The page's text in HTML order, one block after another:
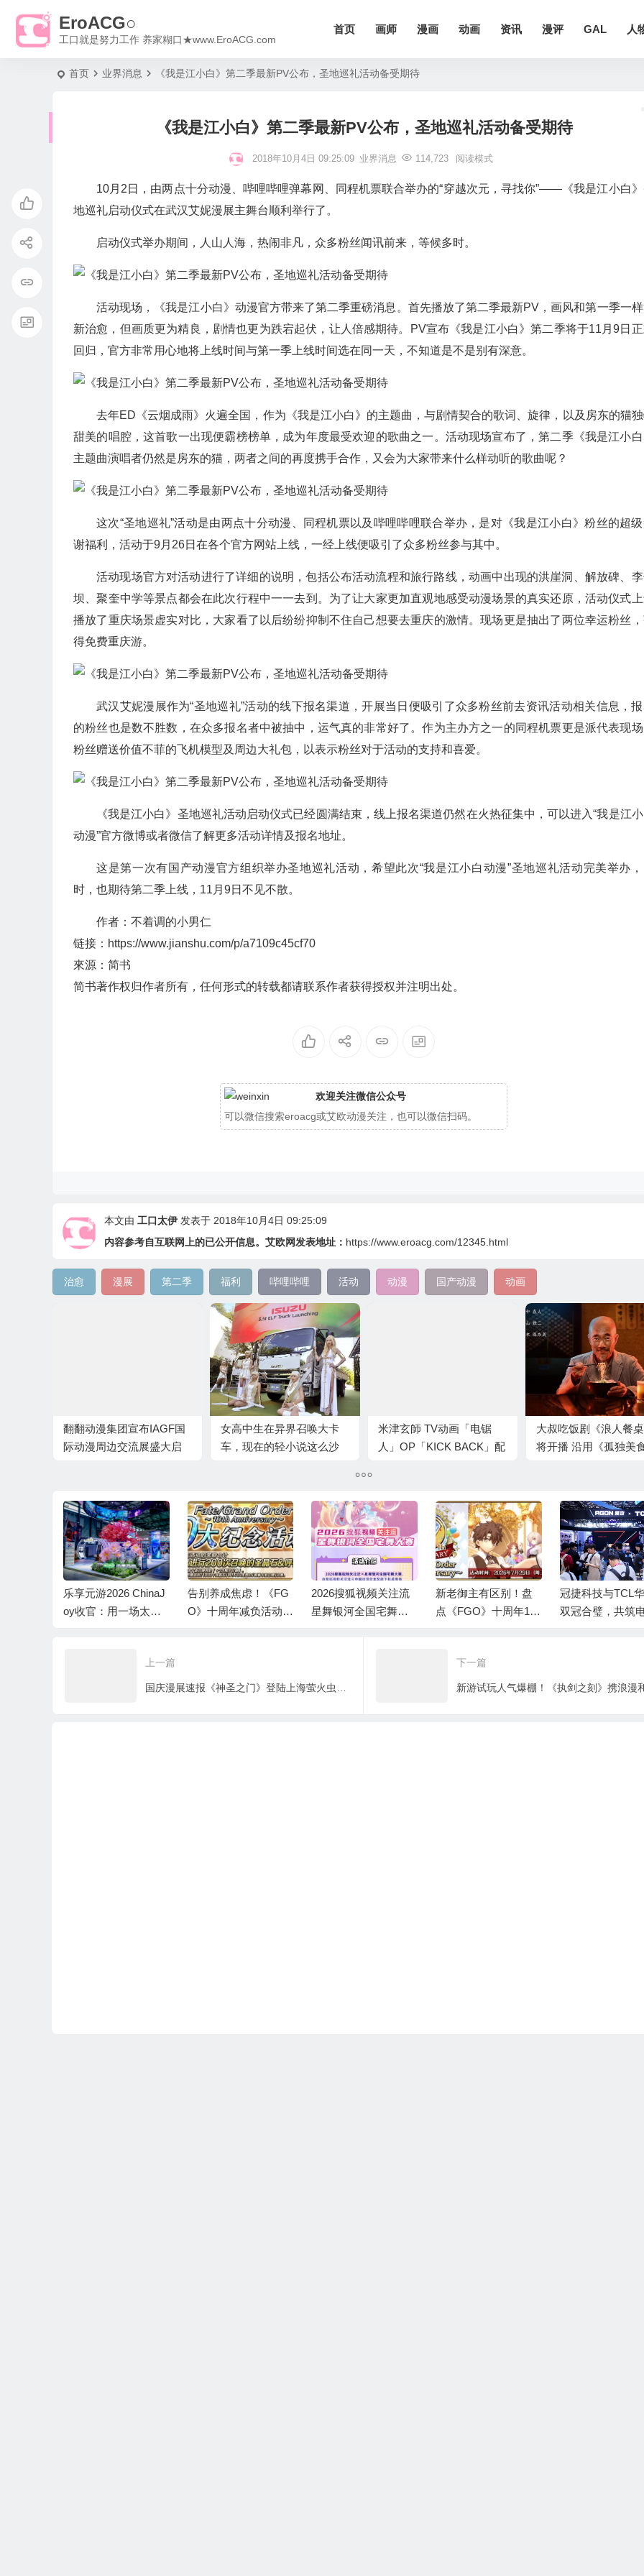
EroACG○
工口就是努力工作 养家糊口★www.EroACG.com
首页 画师 漫画 动画 资讯 漫评 GAL 人
首页 业界消息 《我是江小白》第二季最新PV公布，圣地巡礼活动备受期待
《我是江小白》第二季最新PV公布，圣地巡礼活动备受期待
2018年10月4日 09:25:09 业界消息 114,723 阅读模式
10月2日，由两点十分动漫、哔哩哔哩弹幕网、同程机票联合举办的“穿越次元，寻找你”——《我是江小白
地巡礼启动仪式在武汉艾妮漫展主舞台顺利举行了。
启动仪式举办期间，人山人海，热闹非凡，众多粉丝闻讯前来，等候多时。
活动现场，《我是江小白》动漫官方带来了第二季重磅消息。首先播放了第二季最新PV，画风和第一季一
新治愈，但画质更为精良，剧情也更为跌宕起伏，让人倍感期待。PV宣布《我是江小白》第二季将于11月9日
回归，官方非常用心地将上线时间与第一季上线时间选在同一天，不知道是不是别有深意。
去年ED《云烟成雨》火遍全国，作为《我是江小白》的主题曲，与剧情契合的歌词、旋律，以及房东的猫
甜美的唱腔，这首歌一出现便霸榜榜单，成为年度最受欢迎的歌曲之一。活动现场宣布了，第二季《我是江小白
主题曲演唱者仍然是房东的猫，两者之间的再度携手合作，又会为大家带来什么样动听的歌曲呢？
这次“圣地巡礼”活动是由两点十分动漫、同程机票以及哔哩哔哩联合举办，是对《我是江小白》粉丝的超
谢福利，活动于9月26日在各个官方网站上线，一经上线便吸引了众多粉丝参与其中。
活动现场官方对活动进行了详细的说明，包括公布活动流程和旅行路线，动画中出现的洪崖洞、解放碑、
坝、聚奎中学等景点都会在此次行程中一一去到。为了让大家更加直观地感受动漫场景的真实还原，活动仪式
播放了重庆场景虚实对比，大家看了以后纷纷抑制不住自己想要去重庆的激情。现场更是抽出了两位幸运粉丝
得免费重庆游。
武汉艾妮漫展作为“圣地巡礼”活动的线下报名渠道，开展当日便吸引了众多粉丝前去资讯活动相关信息，报
的粉丝也是数不胜数，在众多报名者中被抽中，运气真的非常好了。作为主办方之一的同程机票更是派代表现
粉丝赠送价值不菲的飞机模型及周边大礼包，以表示粉丝对于活动的支持和喜爱。
《我是江小白》圣地巡礼活动启动仪式已经圆满结束，线上报名渠道仍然在火热征集中，可以进入“我是江
动漫”官方微博或者微信了解更多活动详情及报名地址。
这是第一次有国产动漫官方组织举办圣地巡礼活动，希望此次“我是江小白动漫”圣地巡礼活动完美举办，
时，也期待第二季上线，11月9日不见不散。
作者：不着调的小男仁
链接：https://www.jianshu.com/p/a7109c45cf70
來源：简书
简书著作权归作者所有，任何形式的转载都请联系作者获得授权并注明出处。
欢迎关注微信公众号
可以微信搜索eroacg或艾欧动漫关注，也可以微信扫码。
本文由 工口太伊 发表于 2018年10月4日 09:25:09
内容参考自互联网上的已公开信息。艾欧网发表地址： https://www.eroacg.com/12345.html
治愈 漫展 第二季 福利 哔哩哔哩 活动 动漫 国产动漫 动画
翻翻动漫集团宣布IAGF国
际动漫周边交流展盛大启
女高中生在异界召唤大卡
车，现在的轻小说这么沙
米津玄師 TV动画「电锯
人」OP「KICK BACK」配
大叔吃饭剧《浪人餐桌
将开播 沿用《孤独美
乐享元游2026 ChinaJ
oy收官：用一场太极
告别养成焦虑！《FG
O》十周年减负活动清
2026搜狐视频关注流
星舞银河全国宅舞大
新老御主有区别！盘
点《FGO》十周年150
冠捷科技与TCL
双冠合璧，共筑
上一篇 下一篇